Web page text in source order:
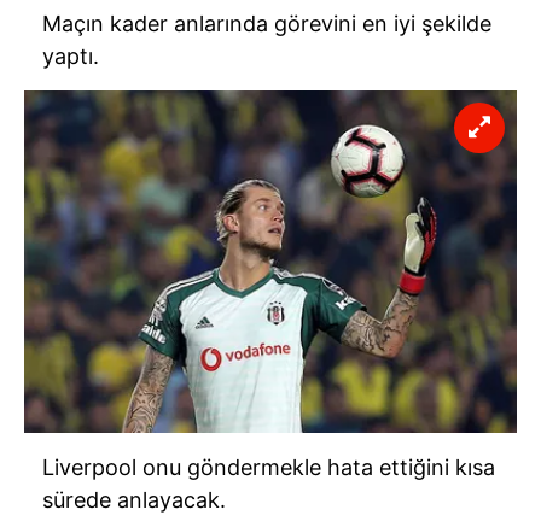
Maçın kader anlarında görevini en iyi şekilde
yaptı.
Liverpool onu göndermekle hata ettiğini kısa
sürede anlayacak.